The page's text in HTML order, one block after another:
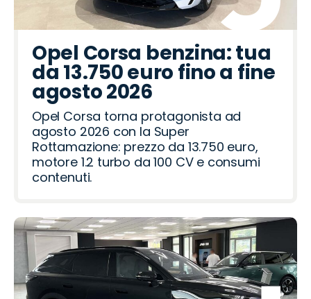
Opel Corsa benzina: tua
da 13.750 euro fino a fine
agosto 2026
Opel Corsa torna protagonista ad
agosto 2026 con la Super
Rottamazione: prezzo da 13.750 euro,
motore 1.2 turbo da 100 CV e consumi
contenuti.